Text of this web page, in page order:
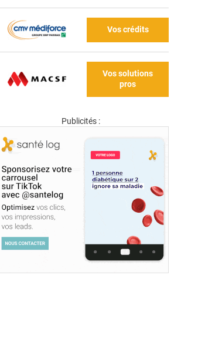
Vos crédits
Vos solutions
pros
Publicités :